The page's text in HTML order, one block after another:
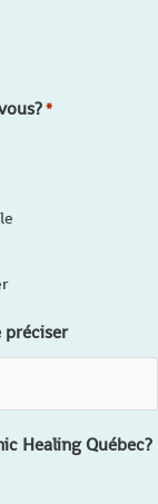
*
préciser
vous entendu parler de Pranic Healing Québec?